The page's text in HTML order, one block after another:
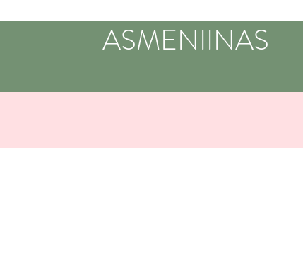
ASMENIINAS